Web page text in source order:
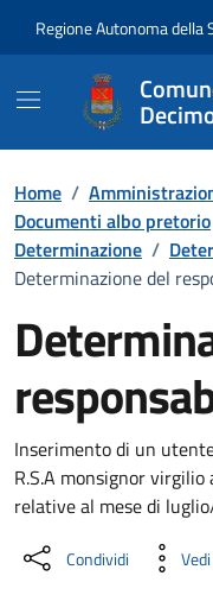
Regione Autonoma della
Home /
Documenti albo pretorio
Determinazione /
Determinazione del
Dettaglio del documento
Inserimento di un
R.S.A monsignor
relative al mese di
Condividi